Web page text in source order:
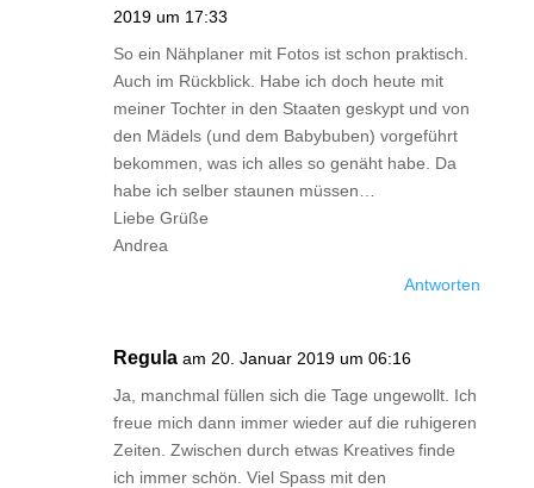
2019 um 17:33
So ein Nähplaner mit Fotos ist schon praktisch.
Auch im Rückblick. Habe ich doch heute mit
meiner Tochter in den Staaten geskypt und von
den Mädels (und dem Babybuben) vorgeführt
bekommen, was ich alles so genäht habe. Da
habe ich selber staunen müssen…
Liebe Grüße
Andrea
Antworten
Regula am 20. Januar 2019 um 06:16
Ja, manchmal füllen sich die Tage ungewollt. Ich
freue mich dann immer wieder auf die ruhigeren
Zeiten. Zwischen durch etwas Kreatives finde
ich immer schön. Viel Spass mit den